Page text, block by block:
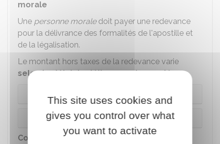
morale
Une personne moraledoit payer une redevance
pour la délivrance des formalités de l'apostille et
de la légalisation.
Le montant hors taxes de la redevance varie
selon le délai de délivrance demandé:
Délai normal
Connaitre le prix de l'apostille et de la
This site uses cookies and
gives you control over what
you want to activate